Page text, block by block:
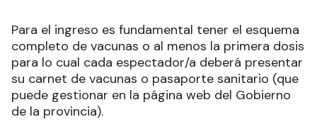
Para el ingreso es fundamental tener el esquema
completo de vacunas o al menos la primera dosis
para lo cual cada espectador/a deberá presentar
su carnet de vacunas o pasaporte sanitario (que
puede gestionar en la página web del Gobierno
de la provincia).